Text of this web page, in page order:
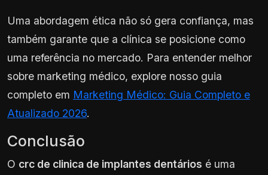
Uma abordagem ética não só gera confiança, mas
também garante que a clínica se posicione como
uma referência no mercado. Para entender melhor
sobre marketing médico, explore nosso guia
completo em Marketing Médico: Guia Completo e
Atualizado 2026.
Conclusão
O crc de clinica de implantes dentários é uma